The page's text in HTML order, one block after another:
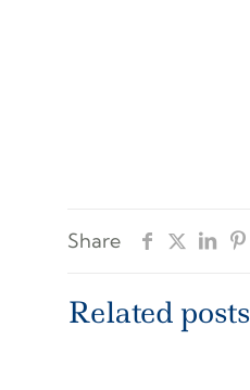
Share
Related posts